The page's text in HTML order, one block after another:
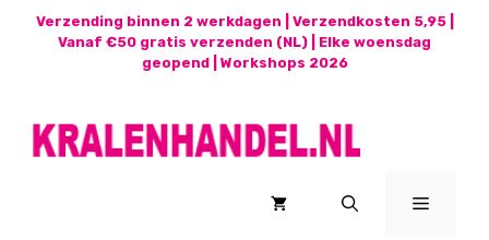
Verzending binnen 2 werkdagen | Verzendkosten 5,95 |
Vanaf €50 gratis verzenden (NL) | Elke woensdag
geopend | Workshops 2026
Menu